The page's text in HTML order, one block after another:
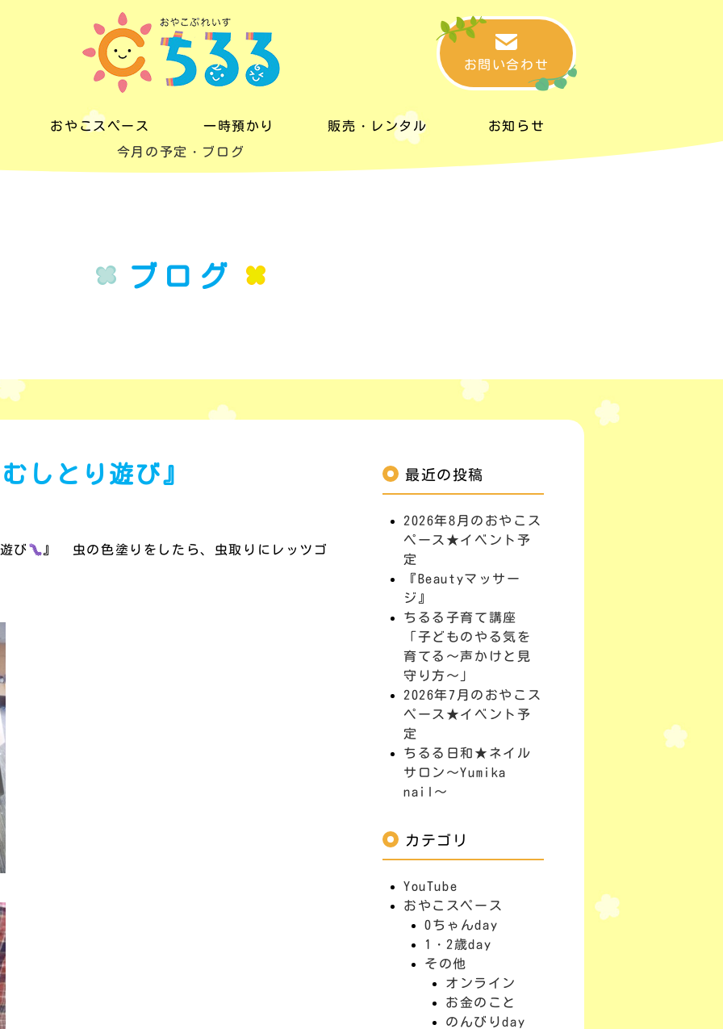
お問い合わせ
おやこスペース
おやこスペース
一時預かり
一時預かり
販売・レンタル お知らせ
今月の予定・ブログ
ブログ
しとり遊び』
び 』 虫の色塗りをしたら、虫取りにレッツゴ
最近の投稿
2026年8月のおやこス
ペース★イベント予
定
『Beautyマッサー
ジ』
ちるる子育て講座
「子どものやる気を
育てる～声かけと見
守り方～」
2026年7月のおやこス
ペース★イベント予
定
ちるる日和★ネイル
サロン～Yumika
nail～
カテゴリ
YouTube
おやこスペース
0ちゃんday
1・2歳day
その他
オンライン
お金のこと
のんびりday